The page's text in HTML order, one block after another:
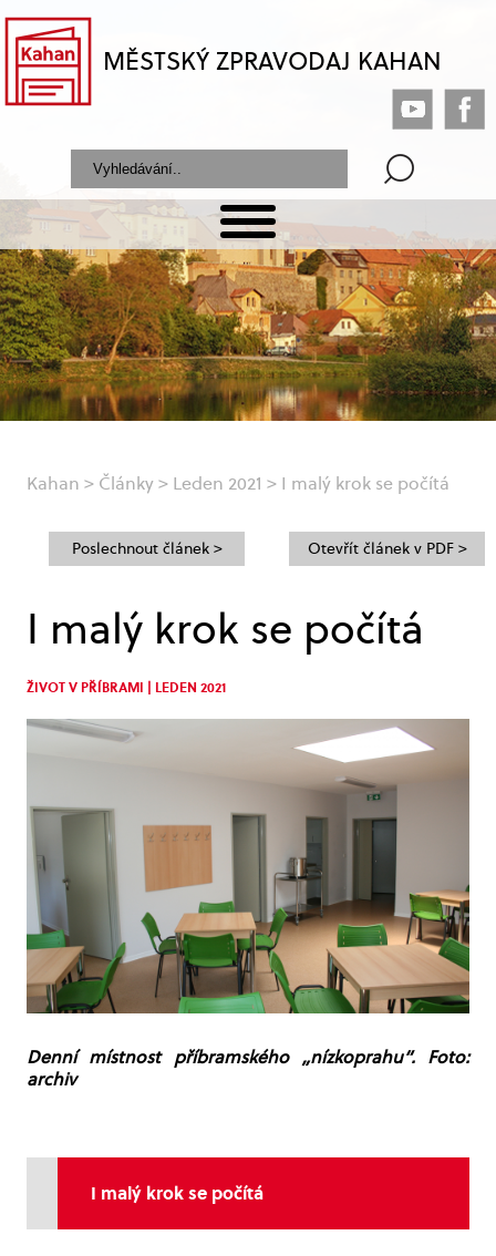
MĚSTSKÝ ZPRAVODAJ KAHAN
Kahan > Články> Leden 2021 > I malý krok se počítá
I malý krok se počítá
ŽIVOT V PŘÍBRAMI | LEDEN 2021
Denní místnost příbramského „nízkoprahu“. Foto:
archiv
I malý krok se počítá
Poslechnout článek > Otevřít článek v PDF >